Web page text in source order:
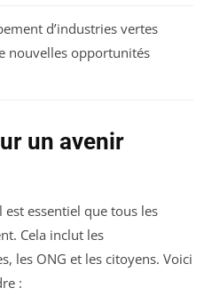
d’industries vertes
nouvelles opportunités
un avenir
essentiel que tous les
Cela inclut les
les ONG et les citoyens. Voici
: